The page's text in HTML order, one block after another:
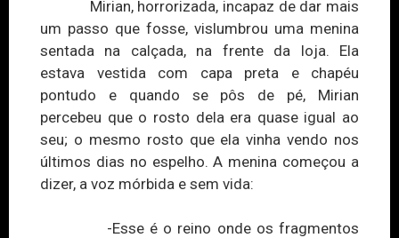
Mirian, horrorizada, incapaz de dar mais
um passo que fosse, vislumbrou uma menina
sentada na calçada, na frente da loja. Ela
estava vestida com capa preta e chapéu
pontudo e quando se pôs de pé, Mirian
percebeu que o rosto dela era quase igual ao
seu; o mesmo rosto que ela vinha vendo nos
últimos dias no espelho. A menina começou a
dizer, a voz mórbida e sem vida:
-Esse é o reino onde os fragmentos